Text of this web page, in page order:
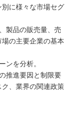
に様々な市場セグ
製品の販売量、売
場の主要企業の基本
ンを分析。
推進要因と制限要
、業界の関連政策